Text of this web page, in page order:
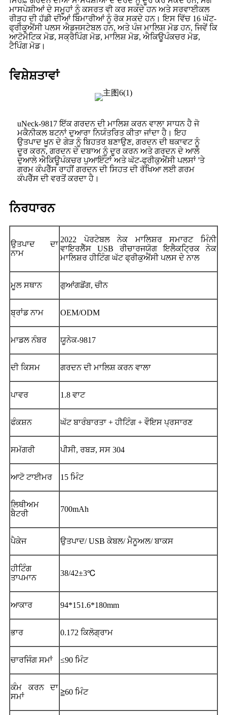
ਮਾਸਪੇਸ਼ੀਆਂ ਦੇ ਸਮੂਹਾਂ ਨੂੰ ਕਸਰਤ ਵੀ ਕਰ ਸਕਦੇ ਹਨ ਅਤੇ ਸਰਵਾਈਕਲ
ਰੀੜ੍ਹ ਦੀ ਹੱਡੀ ਦੀਆਂ ਬਿਮਾਰੀਆਂ ਨੂੰ ਰੋਕ ਸਕਦੇ ਹਨ। ਇਸ ਵਿੱਚ 16 ਘੱਟ-
ਫ੍ਰੀਕੁਐਂਸੀ ਪਲਸ ਐਡਜਸਟੇਬਲ ਹਨ, ਅਤੇ ਪੰਜ ਮਾਲਿਸ਼ ਮੋਡ ਹਨ, ਜਿਵੇਂ ਕਿ
ਆਟੋਮੈਟਿਕ ਮੋਡ, ਸਕ੍ਰੈਪਿੰਗ ਮੋਡ, ਮਾਲਿਸ਼ ਮੋਡ, ਐਕਿਊਪੰਕਚਰ ਮੋਡ,
ਟੈਪਿੰਗ ਮੋਡ।
ਵਿਸ਼ੇਸ਼ਤਾਵਾਂ
uNeck-9817 ਇੱਕ ਗਰਦਨ ਦੀ ਮਾਲਿਸ਼ ਕਰਨ ਵਾਲਾ ਸਾਧਨ ਹੈ ਜੋ
ਮਕੈਨੀਕਲ ਬਟਨਾਂ ਦੁਆਰਾ ਨਿਯੰਤਰਿਤ ਕੀਤਾ ਜਾਂਦਾ ਹੈ। ਇਹ
ਉਤਪਾਦ ਖੂਨ ਦੇ ਗੇੜ ਨੂੰ ਬਿਹਤਰ ਬਣਾਉਣ, ਗਰਦਨ ਦੀ ਥਕਾਵਟ ਨੂੰ
ਦੂਰ ਕਰਨ, ਗਰਦਨ ਦੇ ਦਬਾਅ ਨੂੰ ਦੂਰ ਕਰਨ ਅਤੇ ਗਰਦਨ ਦੇ ਆਲੇ
ਦੁਆਲੇ ਐਕਿਊਪੰਕਚਰ ਪੁਆਇੰਟਾਂ ਅਤੇ ਘੱਟ-ਫ੍ਰੀਕੁਐਂਸੀ ਪਲਸਾਂ 'ਤੇ
ਗਰਮ ਕੰਪਰੈੱਸ ਰਾਹੀਂ ਗਰਦਨ ਦੀ ਸਿਹਤ ਦੀ ਰੱਖਿਆ ਲਈ ਗਰਮ
ਕੰਪਰੈੱਸ ਦੀ ਵਰਤੋਂ ਕਰਦਾ ਹੈ।
ਨਿਰਧਾਰਨ
ਉਤਪਾਦ ਦਾ
ਨਾਮ
2022 ਪੋਰਟੇਬਲ ਨੇਕ ਮਾਲਿਸ਼ਰ ਸਮਾਰਟ ਮਿੰਨੀ
ਵਾਇਰਲੈੱਸ USB ਰੀਚਾਰਜਯੋਗ ਇਲੈਕਟ੍ਰਿਕ ਨੇਕ
ਮਾਲਿਸ਼ਰ ਹੀਟਿੰਗ ਘੱਟ ਫ੍ਰੀਕੁਐਂਸੀ ਪਲਸ ਦੇ ਨਾਲ
ਮੂਲ ਸਥਾਨ ਗੁਆਂਗਡੋਂਗ, ਚੀਨ
ਬ੍ਰਾਂਡ ਨਾਮ OEM/ODM
ਮਾਡਲ ਨੰਬਰ ਯੂਨੇਕ-9817
ਦੀ ਕਿਸਮ ਗਰਦਨ ਦੀ ਮਾਲਿਸ਼ ਕਰਨ ਵਾਲਾ
ਪਾਵਰ 1.8 ਵਾਟ
ਫੰਕਸ਼ਨ ਘੱਟ ਬਾਰੰਬਾਰਤਾ + ਹੀਟਿੰਗ + ਵੌਇਸ ਪ੍ਰਸਾਰਣ
ਸਮੱਗਰੀ ਪੀਸੀ, ਰਬੜ, ਸਸ 304
ਆਟੋ ਟਾਈਮਰ 15 ਮਿੰਟ
ਲਿਥੀਅਮ
ਬੈਟਰੀ
700mAh
ਪੈਕੇਜ ਉਤਪਾਦ/ USB ਕੇਬਲ/ ਮੈਨੂਅਲ/ ਬਾਕਸ
ਹੀਟਿੰਗ
ਤਾਪਮਾਨ
38/42±3℃
ਆਕਾਰ 94*151.6*180mm
ਭਾਰ 0.172 ਕਿਲੋਗ੍ਰਾਮ
ਚਾਰਜਿੰਗ ਸਮਾਂ ≤90 ਮਿੰਟ
ਕੰਮ ਕਰਨ ਦਾ
ਸਮਾਂ
≧60 ਮਿੰਟ